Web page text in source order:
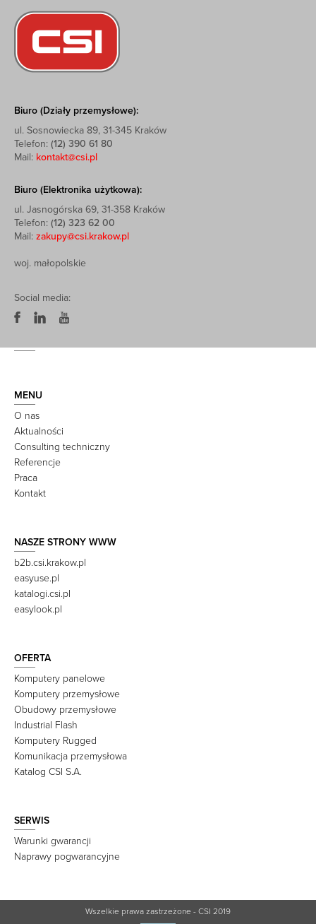
Biuro (Działy przemysłowe):
ul. Sosnowiecka 89, 31-345 Kraków
Telefon: (12) 390 61 80
Mail: kontakt@csi.pl
Biuro (Elektronika użytkowa):
ul. Jasnogórska 69, 31-358 Kraków
Telefon: (12) 323 62 00
Mail: zakupy@csi.krakow.pl
woj. małopolskie
Social media:
MENU
O nas
Aktualności
Consulting techniczny
Referencje
Praca
Kontakt
NASZE STRONY WWW
b2b.csi.krakow.pl
easyuse.pl
katalogi.csi.pl
easylook.pl
OFERTA
Komputery panelowe
Komputery przemysłowe
Obudowy przemysłowe
Industrial Flash
Komputery Rugged
Komunikacja przemysłowa
Katalog CSI S.A.
SERWIS
Warunki gwarancji
Naprawy pogwarancyjne
Wszelkie prawa zastrzeżone - CSI 2019